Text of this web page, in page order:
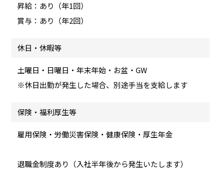
昇給：あり（年1回）
賞与：あり（年2回）
休日・休暇等
土曜日・日曜日・年末年始・お盆・GW
※休日出勤が発生した場合、別途手当を支給します
保険・福利厚生等
雇用保険・労働災害保険・健康保険・厚生年金
退職金制度あり（入社半年後から発生いたします）